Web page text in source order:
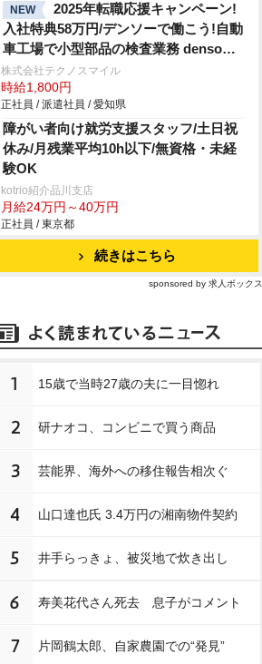
NEW
2025年転職応援キャンペーン!
入社特典58万円/デンソーで働こう!自動
車工場で小型部品の検査業務 denso
aichi
株式会社テクノスマイル
時給1,800円
正社員 / 派遣社員 / 愛知県
障がい者向け就労支援スタッフ/土日祝
休み/月残業平均10h以下/無資格・未経
験OK
kotrio紹介品川支店
月給24万円～40万円
正社員 / 東京都
続きはこちら
sponsored by 求人ボックス
1 15歳で当時27歳の夫に一目惚れ
2 研ナオコ、コンビニで買う商品
3 芸能界、海外への移住報告相次ぐ
4 山口達也氏 3.4万円の湘南物件契約
5 井手らっきょ、被災地で炊き出し
6 寿美花代さん死去 息子がコメント
7 片岡鶴太郎、自家農園での“発見”